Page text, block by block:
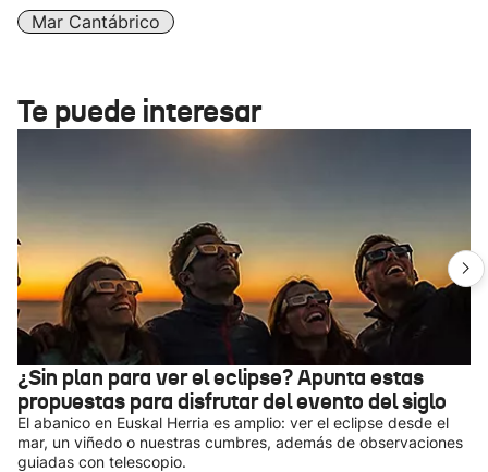
Mar Cantábrico
Te puede interesar
¿Sin plan para ver el eclipse? Apunta estas
propuestas para disfrutar del evento del siglo
El abanico en Euskal Herria es amplio: ver el eclipse desde el
mar, un viñedo o nuestras cumbres, además de observaciones
guiadas con telescopio.